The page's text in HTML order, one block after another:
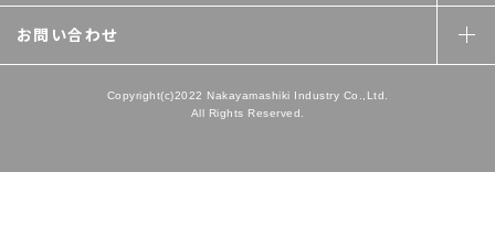
お問い合わせ
Copyright(c)2022 Nakayamashiki Industry Co.,Ltd.
All Rights Reserved.